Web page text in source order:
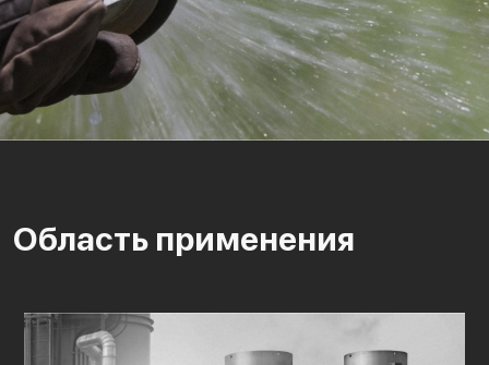
Область применения